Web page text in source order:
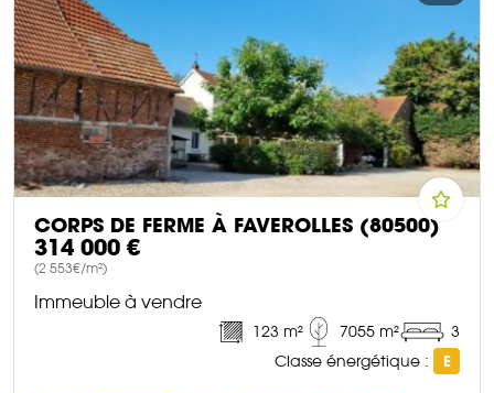
CORPS DE FERME À FAVEROLLES (80500)
314 000 €
(2 553€/m²)
Immeuble à vendre
123 m² 7055 m²
3
Classe énergétique :
E